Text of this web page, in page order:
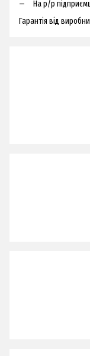
На р/р
Гарантія від